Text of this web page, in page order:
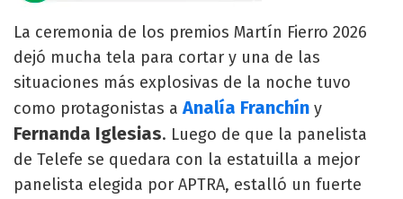
La ceremonia de los premios Martín Fierro 2026
dejó mucha tela para cortar y una de las
situaciones más explosivas de la noche tuvo
como protagonistas aAnalía Franchín y
Fernanda Iglesias. Luego de que la panelista
de Telefe se quedara con la estatuilla a mejor
panelista elegida por APTRA, estalló un fuerte